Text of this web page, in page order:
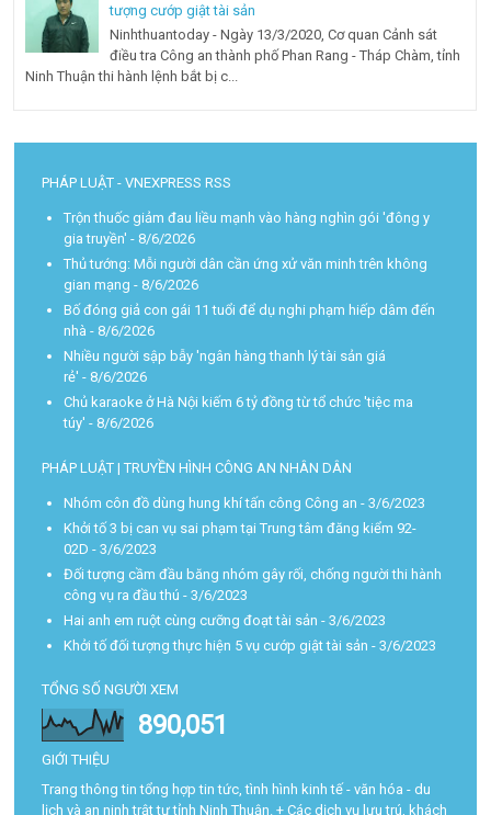
tượng cướp giật tài sản
Ninhthuantoday - Ngày 13/3/2020, Cơ quan Cảnh sát
điều tra Công an thành phố Phan Rang - Tháp Chàm, tỉnh
Ninh Thuận thi hành lệnh bắt bị c...
PHÁP LUẬT - VNEXPRESS RSS
Trộn thuốc giảm đau liều mạnh vào hàng nghìn gói 'đông y
gia truyền' - 8/6/2026
Thủ tướng: Mỗi người dân cần ứng xử văn minh trên không
gian mạng - 8/6/2026
Bố đóng giả con gái 11 tuổi để dụ nghi phạm hiếp dâm đến
nhà - 8/6/2026
Nhiều người sập bẫy 'ngân hàng thanh lý tài sản giá
rẻ' - 8/6/2026
Chủ karaoke ở Hà Nội kiếm 6 tỷ đồng từ tổ chức 'tiệc ma
túy' - 8/6/2026
PHÁP LUẬT | TRUYỀN HÌNH CÔNG AN NHÂN DÂN
Nhóm côn đồ dùng hung khí tấn công Công an - 3/6/2023
Khởi tố 3 bị can vụ sai phạm tại Trung tâm đăng kiểm 92-
02D - 3/6/2023
Đối tượng cầm đầu băng nhóm gây rối, chống người thi hành
công vụ ra đầu thú - 3/6/2023
Hai anh em ruột cùng cưỡng đoạt tài sản - 3/6/2023
Khởi tố đối tượng thực hiện 5 vụ cướp giật tài sản - 3/6/2023
TỔNG SỐ NGƯỜI XEM
890,051
GIỚI THIỆU
Trang thông tin tổng hợp tin tức, tình hình kinh tế - văn hóa - du
lịch và an ninh trật tự tỉnh Ninh Thuận. + Các dịch vụ lưu trú, khách